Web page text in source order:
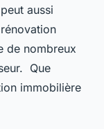
aussi
de nombreux
Que
immobilière